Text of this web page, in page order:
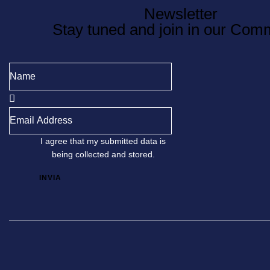
Newsletter
Stay tuned and join in our
I agree that my submitted data is
being collected and stored